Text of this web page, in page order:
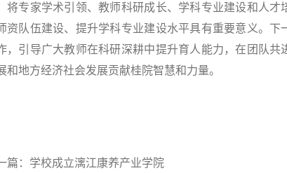
将专家学术引领、教师科研成长、学科专业建设和人
资队伍建设、提升学科专业建设水平具有重要意义。
，引导广大教师在科研深耕中提升育人能力，在团队
和地方经济社会发展贡献桂院智慧和力量。
篇： 学校成立漓江康养产业学院